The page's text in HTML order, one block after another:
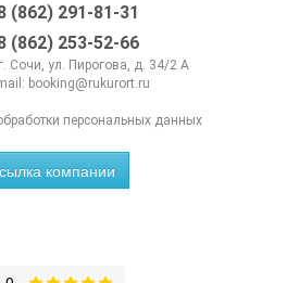
(862) 291-81-31
(862) 253-52-66
Сочи, ул. Пирогова, д. 34/2 А
booking@rukurort.ru
персональных данных
компании